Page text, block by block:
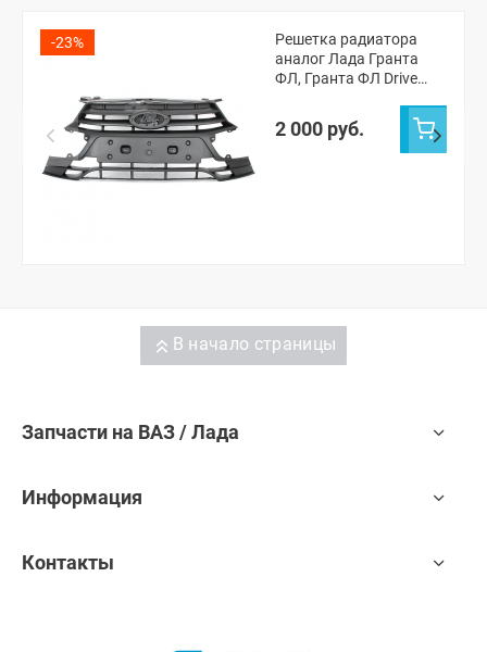
-23%
Решетка радиатора
аналог Лада Гранта
ФЛ, Гранта ФЛ Drive
2 000 руб.
В начало страницы
Запчасти на ВАЗ / Лада
Информация
Контакты